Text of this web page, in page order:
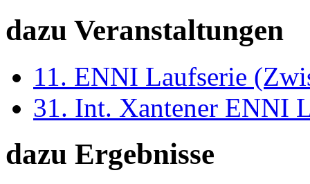
dazu Veranstaltungen
11. ENNI Laufserie
31. Int. Xantener ENNI
dazu Ergebnisse